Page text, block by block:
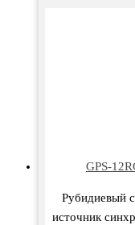
GPS-
Рубидиевый
источник